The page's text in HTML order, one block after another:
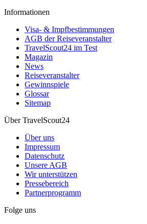
Informationen
Visa- & Impfbestimmungen
AGB der Reiseveranstalter
TravelScout24 im Test
Magazin
News
Reiseveranstalter
Gewinnspiele
Glossar
Sitemap
Über TravelScout24
Über uns
Impressum
Datenschutz
Unsere AGB
Wir unterstützen
Pressebereich
Partnerprogramm
Folge uns